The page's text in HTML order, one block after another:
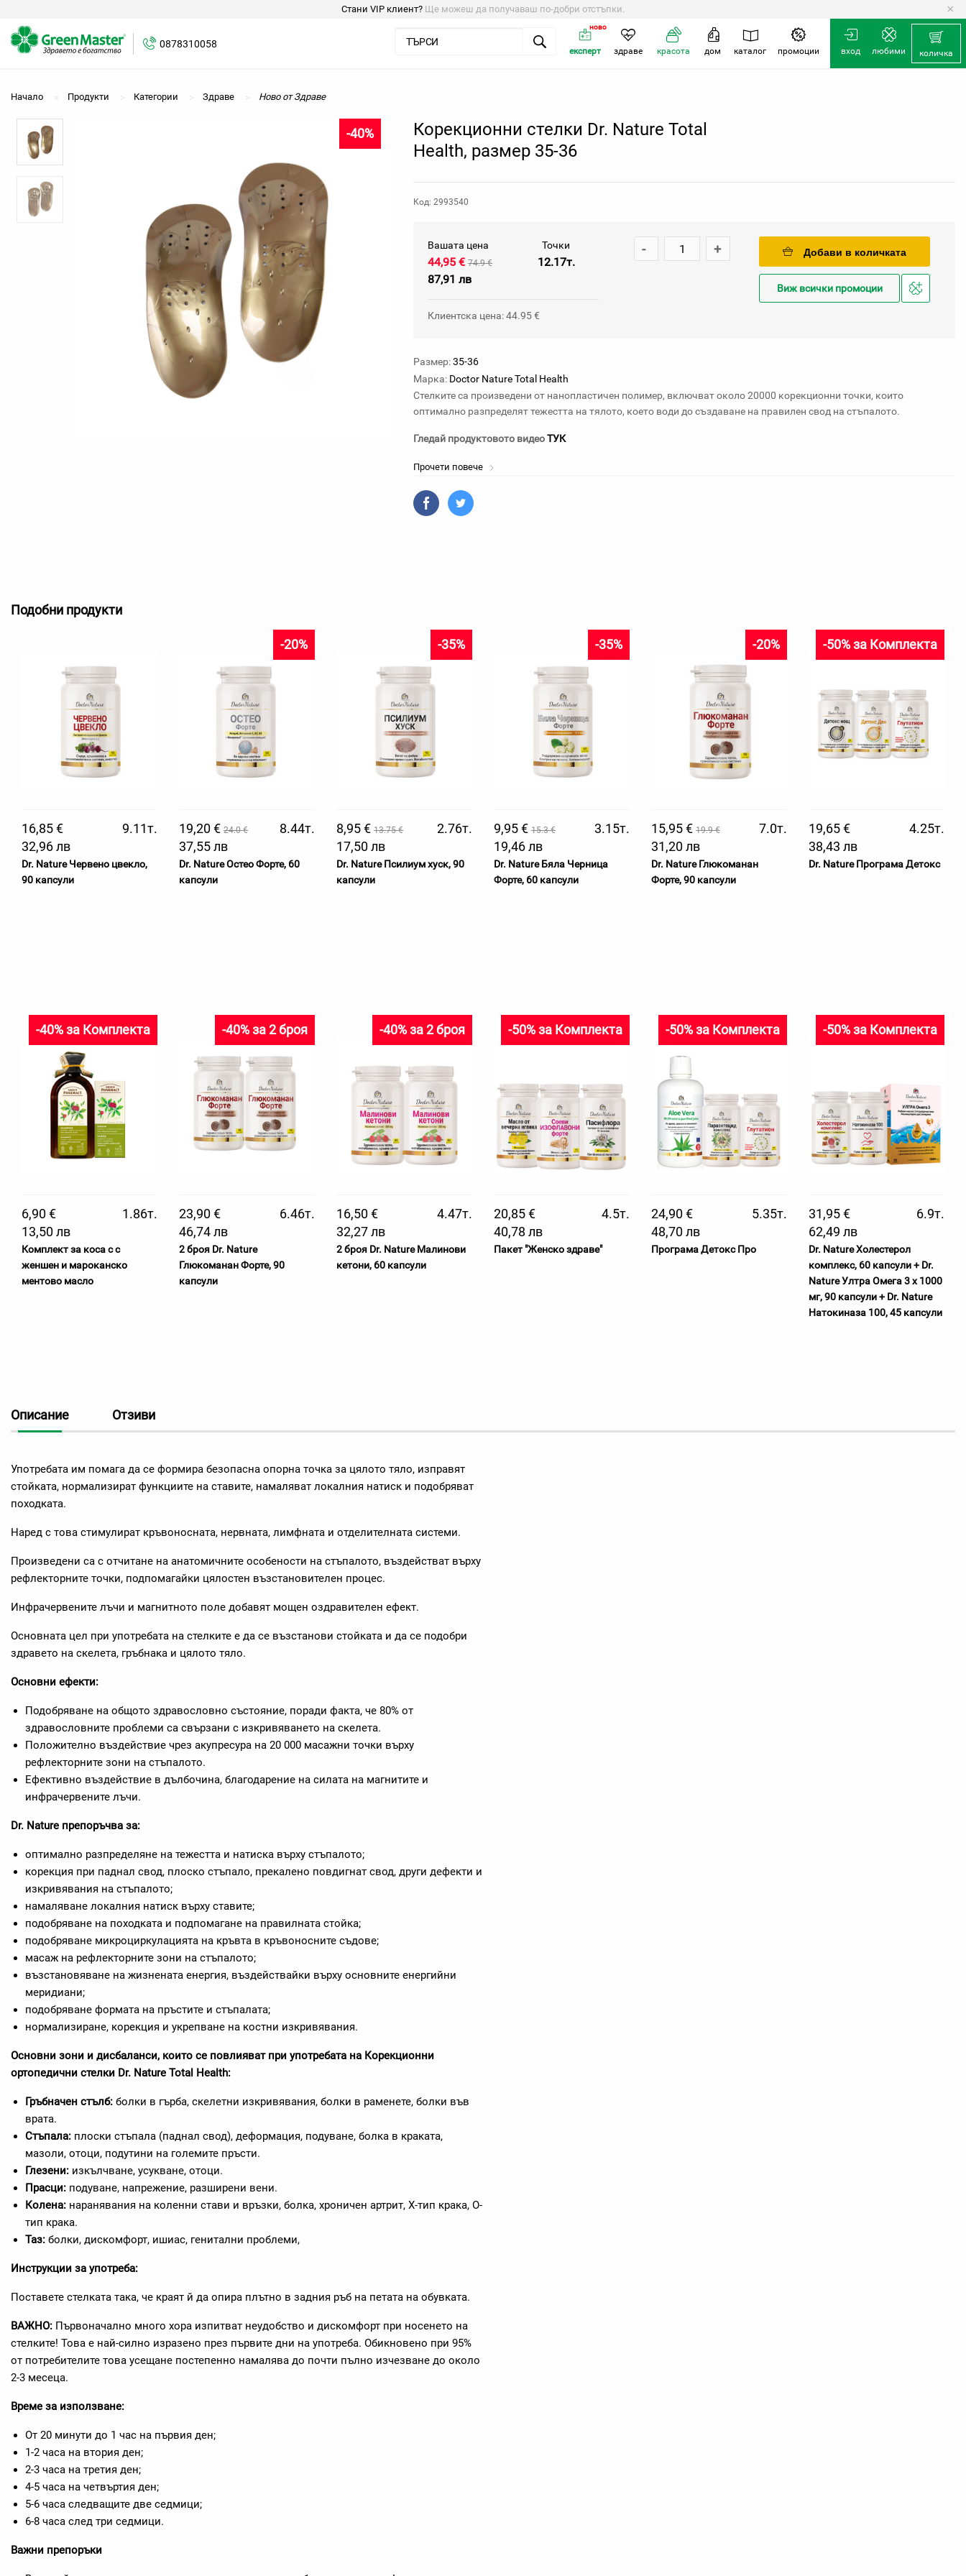
Стани VIP клиент? Ще можеш да получаваш по-добри отстъпки. ×
0878310058
вход любими количка
експерт
ново
здраве красота дом каталог промоции
Начало Продукти Категории Здраве Ново от Здраве
-40%
Корекционни стелки Dr. Nature Total
Health, размер 35-36
Код: 2993540
Вашата цена
44,95 € 74.9 €
87,91 лв
Точки
12.17т.
Клиентска цена: 44.95 €
- + Добави в количката
Виж всички промоции
Добави
Размер:35-36
Марка: Doctor Nature Total Health
Стелките са произведени от нанопластичен полимер, включват около 20000 корекционни точки, които
оптимално разпределят тежестта на тялото, което води до създаване на правилен свод на стъпалото.
Гледай продуктовото видеоТУК
Прочети повече
Подобни продукти
16,85 €
9.11т.
32,96 лв
Dr. Nature Червено цвекло,
90 капсули
19,20 € 24.0 €
-20%
8.44т.
37,55 лв
Dr. Nature Остео Форте, 60
капсули
8,95 € 13.75 €
-35%
2.76т.
17,50 лв
Dr. Nature Псилиум хуск, 90
капсули
9,95 € 15.3 €
-35%
3.15т.
19,46 лв
Dr. Nature Бяла Черница
Форте, 60 капсули
15,95 € 19.9 €
-20%
7.0т.
31,20 лв
Dr. Nature Глюкоманан
Форте, 90 капсули
-50% за Комплекта
19,65 €
4.25т.
38,43 лв
Dr. Nature Програма Детокс
-40% за Комплекта
6,90 €
1.86т.
13,50 лв
Комплект за коса с с
женшен и мароканско
ментово масло
-40% за 2 броя
23,90 €
6.46т.
46,74 лв
2 броя Dr. Nature
Глюкоманан Форте, 90
капсули
-40% за 2 броя
16,50 €
4.47т.
32,27 лв
2 броя Dr. Nature Малинови
кетони, 60 капсули
-50% за Комплекта
20,85 €
4.5т.
40,78 лв
Пакет "Женско здраве"
-50% за Комплекта
24,90 €
5.35т.
48,70 лв
Програма Детокс Про
-50% за Комплекта
31,95 €
6.9т.
62,49 лв
Dr. Nature Холестерол
комплекс, 60 капсули + Dr.
Nature Ултра Омега 3 х 1000
мг, 90 капсули + Dr. Nature
Натокиназа 100, 45 капсули
Описание Отзиви
Употребата им помага да се формира безопасна опорна точка за цялото тяло, изправят
стойката, нормализират функциите на ставите, намаляват локалния натиск и подобряват
походката.
Наред с това стимулират кръвоносната, нервната, лимфната и отделителната системи.
Произведени са с отчитане на анатомичните особености на стъпалото, въздействат върху
рефлекторните точки, подпомагайки цялостен възстановителен процес.
Инфрачервените лъчи и магнитното поле добавят мощен оздравителен ефект.
Основната цел при употребата на стелките е да се възстанови стойката и да се подобри
здравето на скелета, гръбнака и цялото тяло.
Основни ефекти:
Подобряване на общото здравословно състояние, поради факта, че 80% от
здравословните проблеми са свързани с изкривяването на скелета.
Положително въздействие чрез акупресура на 20 000 масажни точки върху
рефлекторните зони на стъпалото.
Ефективно въздействие в дълбочина, благодарение на силата на магнитите и
инфрачервените лъчи.
Dr. Nature препоръчва за:
оптимално разпределяне на тежестта и натиска върху стъпалото;
корекция при паднал свод, плоско стъпало, прекалено повдигнат свод, други дефекти и
изкривявания на стъпалото;
намаляване локалния натиск върху ставите;
подобряване на походката и подпомагане на правилната стойка;
подобряване микроциркулацията на кръвта в кръвоносните съдове;
масаж на рефлекторните зони на стъпалото;
възстановяване на жизнената енергия, въздействайки върху основните енергийни
меридиани;
подобряване формата на пръстите и стъпалата;
нормализиране, корекция и укрепване на костни изкривявания.
Основни зони и дисбаланси, които се повлияват при употребата на Корекционни
ортопедични стелки Dr. Nature Total Health:
Гръбначен стълб: болки в гърба, скелетни изкривявания, болки в раменете, болки във
врата.
Стъпала: плоски стъпала (паднал свод), деформация, подуване, болка в краката,
мазоли, отоци, подутини на големите пръсти.
Глезени: изкълчване, усукване, отоци.
Прасци: подуване, напрежение, разширени вени.
Колена: наранявания на коленни стави и връзки, болка, хроничен артрит, X-тип крака, О-
тип крака.
Таз: болки, дискомфорт, ишиас, генитални проблеми,
Инструкции за употреба:
Поставете стелката така, че краят й да опира плътно в задния ръб на петата на обувката.
ВАЖНО: Първоначално много хора изпитват неудобство и дискомфорт при носенето на
стелките! Това е най-силно изразено през първите дни на употреба. Обикновено при 95%
от потребителите това усещане постепенно намалява до почти пълно изчезване до около
2-3 месеца.
Време за използване:
От 20 минути до 1 час на първия ден;
1-2 часа на втория ден;
2-3 часа на третия ден;
4-5 часа на четвъртия ден;
5-6 часа следващите две седмици;
6-8 часа след три седмици.
Важни препоръки